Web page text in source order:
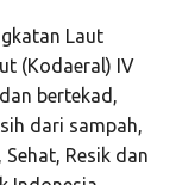
Laut
(Kodaeral) IV
bertekad,
dari sampah,
Resik dan